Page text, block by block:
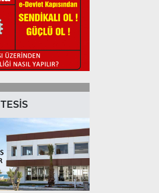
TESİS